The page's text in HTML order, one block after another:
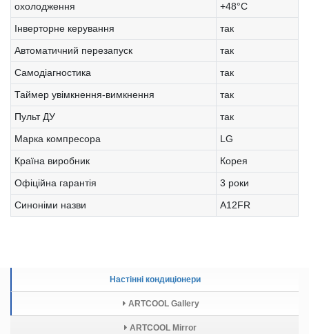
Настінні кондиціонери
ARTCOOL Gallery
ARTCOOL Mirror
охолодження
+48°С
Інверторне керування
так
Автоматичний перезапуск
так
Самодіагностика
так
Таймер увімкнення-вимкнення
так
Пульт ДУ
так
Марка компресора
LG
Країна виробник
Корея
Офіційна гарантія
3 роки
Синоніми назви
A12FR